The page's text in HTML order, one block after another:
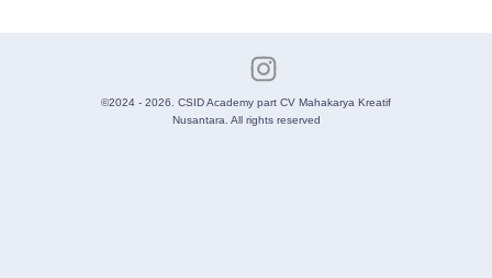
©2024 - 2026. CSID Academy part CV Mahakarya Kreatif
Nusantara. All rights reserved